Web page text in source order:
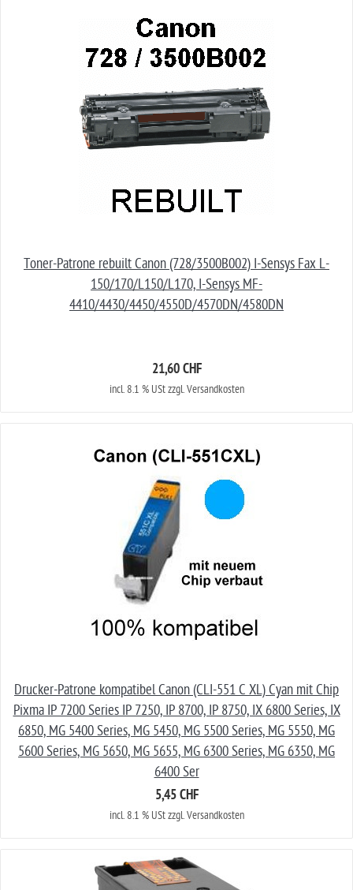
Toner-Patrone rebuilt Canon (728/3500B002) I-Sensys Fax L-
150/170/L150/L170, I-Sensys MF-
4410/4430/4450/4550D/4570DN/4580DN
21,60 CHF
incl. 8.1 % USt zzgl. Versandkosten
Drucker-Patrone kompatibel Canon (CLI-551 C XL) Cyan mit Chip
Pixma IP 7200 Series IP 7250, IP 8700, IP 8750, IX 6800 Series, IX
6850, MG 5400 Series, MG 5450, MG 5500 Series, MG 5550, MG
5600 Series, MG 5650, MG 5655, MG 6300 Series, MG 6350, MG
6400 Ser
5,45 CHF
incl. 8.1 % USt zzgl. Versandkosten